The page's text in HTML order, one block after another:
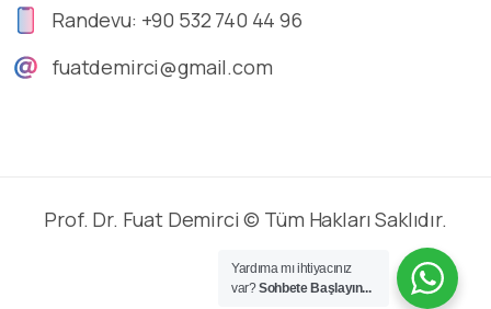
Randevu: +90 532 740 44 96
fuatdemirci@gmail.com
Prof. Dr. Fuat Demirci © Tüm Hakları Saklıdır.
Yardıma mı ihtiyacınız
var?Sohbete Başlayın...